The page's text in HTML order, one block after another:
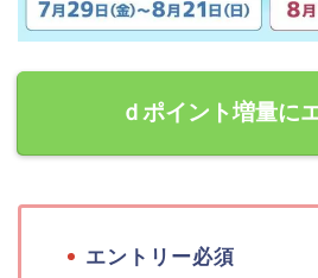
ｄポイント増量に
エントリー必須